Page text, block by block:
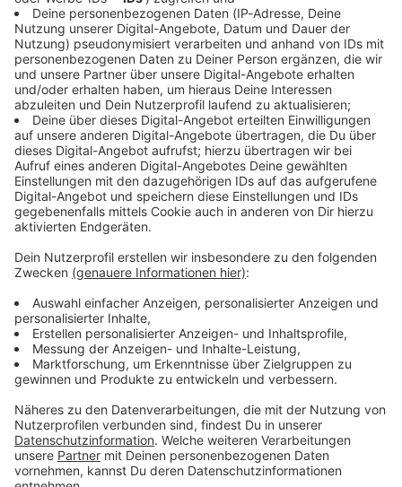
Immer auf dem Laufenden
Verpass' nichts mehr - mit unserem kostenlosen
ANTENNE BAYERN Newsletter. Ob Nachrichten,
Lifestyle oder unsere neuesten Aktionen - wir
informieren dich.
Zum Newsletter anmelden